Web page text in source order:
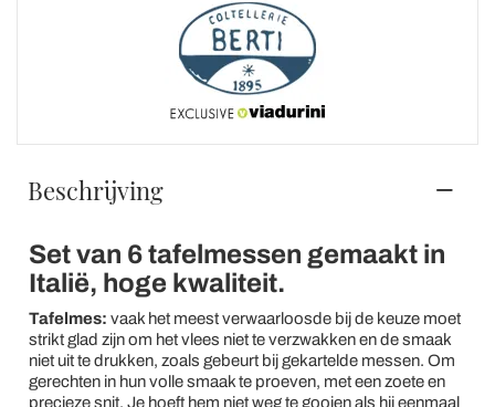
Beschrijving
Set van 6 tafelmessen gemaakt in
Italië, hoge kwaliteit.
Tafelmes: vaak het meest verwaarloosde bij de keuze moet
strikt glad zijn om het vlees niet te verzwakken en de smaak
niet uit te drukken, zoals gebeurt bij gekartelde messen. Om
gerechten in hun volle smaak te proeven, met een zoete en
precieze snit. Je hoeft hem niet weg te gooien als hij eenmaal